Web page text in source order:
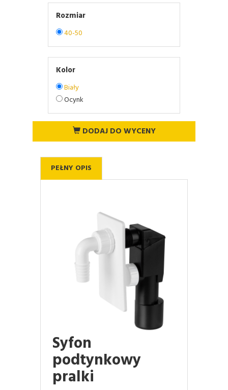
Rozmiar
40-50
Kolor
Biały
Ocynk
DODAJ DO WYCENY
PEŁNY OPIS
Syfon
podtynkowy
pralki